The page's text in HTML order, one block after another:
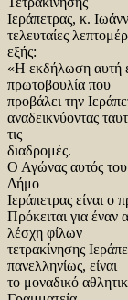
Ιεράπετρας, κ.
τελευταίες
εξής:
«Η εκδήλωση αυτή
πρωτοβουλία που
προβάλει την
αναδεικνύοντας
τις
διαδρομές.
Ο Αγώνας αυτός του
Δήμο
Ιεράπετρας είναι ο
Πρόκειται για
λέσχη φίλων
τετρακίνησης
πανελληνίως, είναι
το μοναδικό